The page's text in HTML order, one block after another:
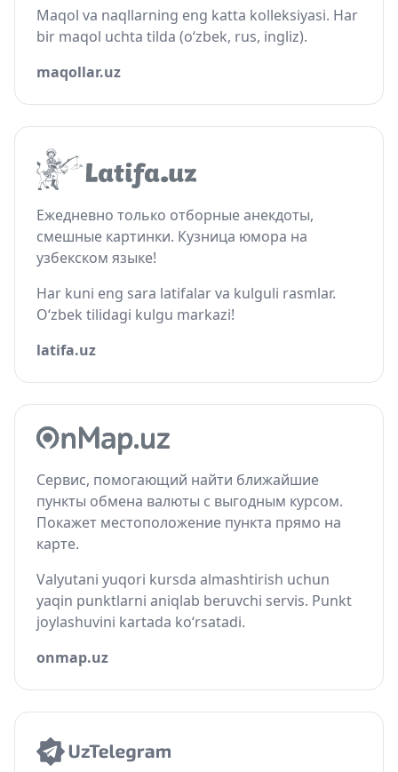
Maqol va naqllarning eng katta kolleksiyasi. Har
bir maqol uchta tilda (o‘zbek, rus, ingliz).
maqollar.uz
Ежедневно только отборные анекдоты,
смешные картинки. Кузница юмора на
узбекском языке!
Har kuni eng sara latifalar va kulguli rasmlar.
O‘zbek tilidagi kulgu markazi!
latifa.uz
Сервис, помогающий найти ближайшие
пункты обмена валюты с выгодным курсом.
Покажет местоположение пункта прямо на
карте.
Valyutani yuqori kursda almashtirish uchun
yaqin punktlarni aniqlab beruvchi servis. Punkt
joylashuvini kartada ko‘rsatadi.
onmap.uz